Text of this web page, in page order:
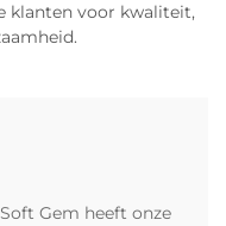
klanten voor kwaliteit,
Gem heeft onze